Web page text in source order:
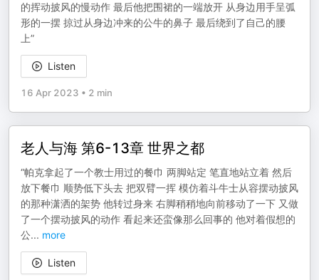
的挥动披风的慢动作 最后他把围裙的一端放开 从身边用手呈弧
形的一摆 掠过从身边冲来的公牛的鼻子 最后绕到了自己的腰
上”
Listen
16 Apr 2023 • 2 min
老人与海 第6-13章 世界之都
“帕克拿起了一个教士用过的餐巾 两脚站定 笔直地站立着 然后
放下餐巾 顺势低下头去 把双臂一挥 模仿着斗牛士从容摆动披风
的那种潇洒的架势 他转过身来 右脚稍稍地向前移动了一下 又做
了一个摆动披风的动作 看起来还蛮像那么回事的 他对着假想的
公... more
Listen